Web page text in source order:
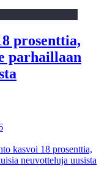
prosenttia,
parhaillaan
kasvoi 18 prosenttia,
neuvotteluja uusista